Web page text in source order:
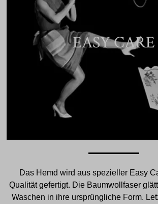
EASY CARE
Das Hemd wird aus spezieller Easy
Qualität gefertigt. Die Baumwollfaser
Waschen in ihre ursprüngliche Form.